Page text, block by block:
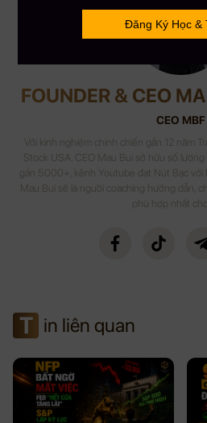
FOUNDER & CEO
CEO MBF
Với kinh nghiệm chinh chiến gần 12 năm
Stock USA. CEO Mau Bui sở hữu số
gần 5000+, kênh Youtube đạt Nút Bạc
Mau Bui sẽ là người coaching hướng dẫn,
phù hợp nhất
T in liên quan